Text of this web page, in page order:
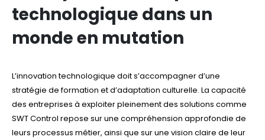
technologique dans un
monde en mutation
L’innovation technologique doit s’accompagner d’une
stratégie de formation et d’adaptation culturelle. La capacité
des entreprises à exploiter pleinement des solutions comme
SWT Control repose sur une compréhension approfondie de
leurs processus métier, ainsi que sur une vision claire de leur